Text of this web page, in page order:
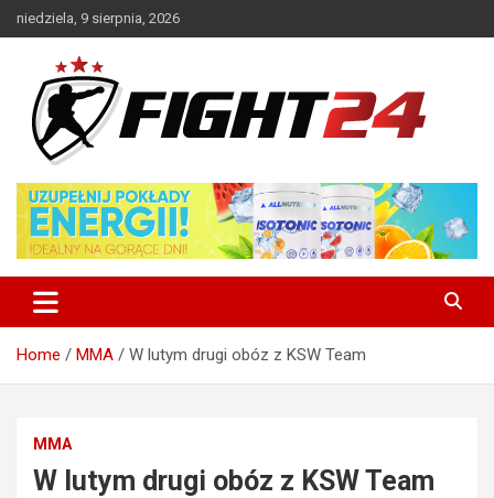
Skip
to
niedziela, 9 sierpnia, 2026
FIGHT24.PL – MMA i K-1, UFC
Home MMA W lutym drugi obóz z KSW Team
MMA
W lutym drugi obóz z KSW Team